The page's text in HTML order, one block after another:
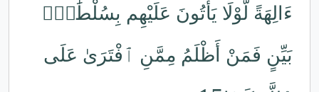
ءَالِهَةً لَّوْلَا يَأْتُونَ عَلَيْهِم بِسُلْطَٰنٍۭ
بَيِّنٍ فَمَنْ أَظْلَمُ مِمَّنِ ٱفْتَرَىٰ عَلَى